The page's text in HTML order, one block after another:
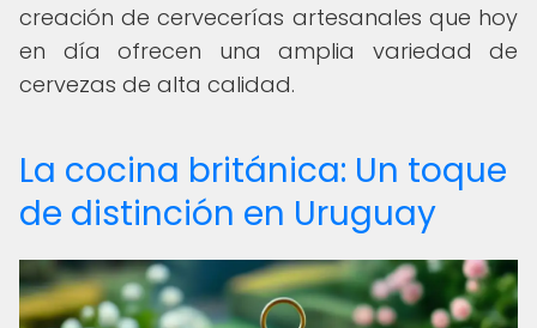
creación de cervecerías artesanales que hoy
en día ofrecen una amplia variedad de
cervezas de alta calidad.
La cocina británica: Un toque
de distinción en Uruguay